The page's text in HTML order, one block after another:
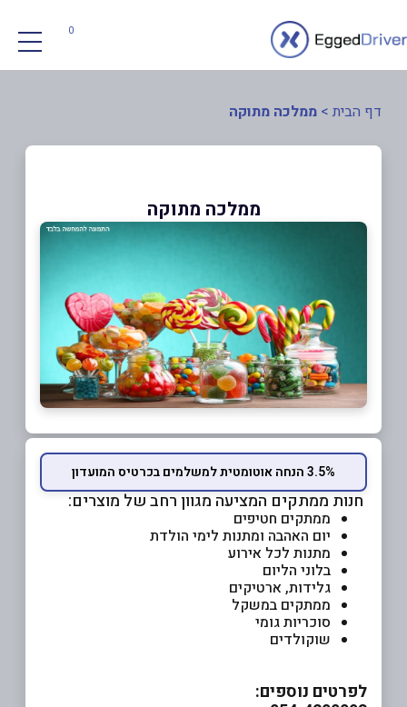
0
דף הבית > ממלכה מתוקה
ממלכה מתוקה
3.5% הנחה אוטומטית למשלמים בכרטיס המועדון
חנות ממתקים המציעה מגוון רחב של מוצרים:
ממתקים חטיפים
יום האהבה ומתנות לימי הולדת
מתנות לכל אירוע
בלוני הליום
גלידות, ארטיקים
ממתקים במשקל
סוכריות גומי
שוקולדים
לפרטים נוספים: